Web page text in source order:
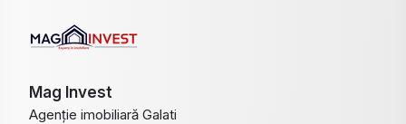
Mag Invest
Agenție imobiliară Galati